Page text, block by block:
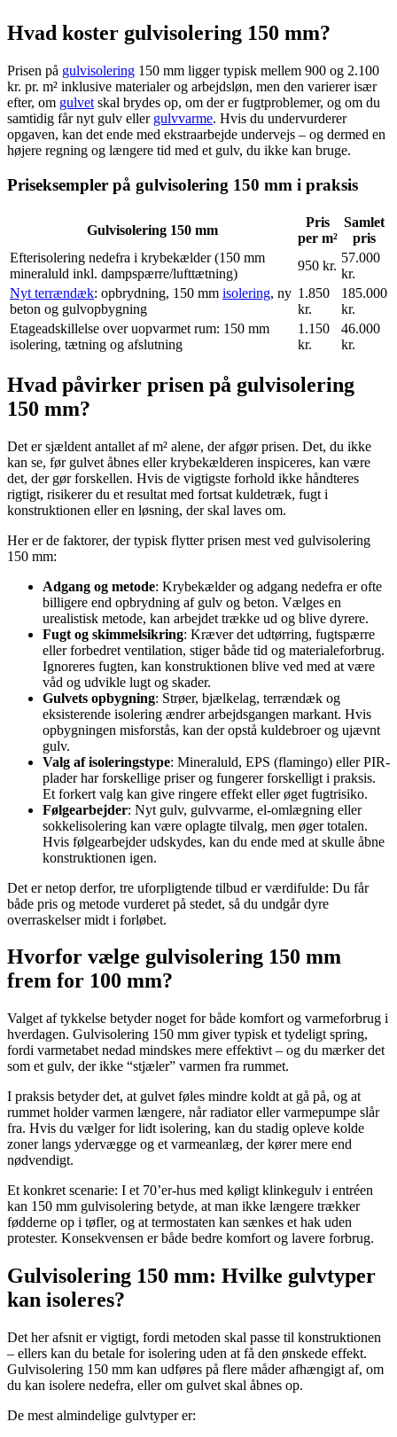
Hvad koster gulvisolering 150 mm?
Prisen på gulvisolering 150 mm ligger typisk mellem 900 og 2.100
kr. pr. m² inklusive materialer og arbejdsløn, men den varierer især
efter, om gulvet skal brydes op, om der er fugtproblemer, og om du
samtidig får nyt gulv eller gulvvarme. Hvis du undervurderer
opgaven, kan det ende med ekstraarbejde undervejs – og dermed en
højere regning og længere tid med et gulv, du ikke kan bruge.
Priseksempler på gulvisolering 150 mm i praksis
Gulvisolering 150 mm
Pris
per m²
Samlet
pris
Efterisolering nedefra i krybekælder (150 mm
mineraluld inkl. dampspærre/lufttætning)
950 kr.
57.000
kr.
Nyt terrændæk: opbrydning, 150 mm isolering, ny
beton og gulvopbygning
1.850
kr.
185.000
kr.
Etageadskillelse over uopvarmet rum: 150 mm
isolering, tætning og afslutning
1.150
kr.
46.000
kr.
Hvad påvirker prisen på gulvisolering
150 mm?
Det er sjældent antallet af m² alene, der afgør prisen. Det, du ikke
kan se, før gulvet åbnes eller krybekælderen inspiceres, kan være
det, der gør forskellen. Hvis de vigtigste forhold ikke håndteres
rigtigt, risikerer du et resultat med fortsat kuldetræk, fugt i
konstruktionen eller en løsning, der skal laves om.
Her er de faktorer, der typisk flytter prisen mest ved gulvisolering
150 mm:
Adgang og metode: Krybekælder og adgang nedefra er ofte
billigere end opbrydning af gulv og beton. Vælges en
urealistisk metode, kan arbejdet trække ud og blive dyrere.
Fugt og skimmelsikring: Kræver det udtørring, fugtspærre
eller forbedret ventilation, stiger både tid og materialeforbrug.
Ignoreres fugten, kan konstruktionen blive ved med at være
våd og udvikle lugt og skader.
Gulvets opbygning: Strøer, bjælkelag, terrændæk og
eksisterende isolering ændrer arbejdsgangen markant. Hvis
opbygningen misforstås, kan der opstå kuldebroer og ujævnt
gulv.
Valg af isoleringstype: Mineraluld, EPS (flamingo) eller PIR-
plader har forskellige priser og fungerer forskelligt i praksis.
Et forkert valg kan give ringere effekt eller øget fugtrisiko.
Følgearbejder: Nyt gulv, gulvvarme, el-omlægning eller
sokkelisolering kan være oplagte tilvalg, men øger totalen.
Hvis følgearbejder udskydes, kan du ende med at skulle åbne
konstruktionen igen.
Det er netop derfor, tre uforpligtende tilbud er værdifulde: Du får
både pris og metode vurderet på stedet, så du undgår dyre
overraskelser midt i forløbet.
Hvorfor vælge gulvisolering 150 mm
frem for 100 mm?
Valget af tykkelse betyder noget for både komfort og varmeforbrug i
hverdagen. Gulvisolering 150 mm giver typisk et tydeligt spring,
fordi varmetabet nedad mindskes mere effektivt – og du mærker det
som et gulv, der ikke “stjæler” varmen fra rummet.
I praksis betyder det, at gulvet føles mindre koldt at gå på, og at
rummet holder varmen længere, når radiator eller varmepumpe slår
fra. Hvis du vælger for lidt isolering, kan du stadig opleve kolde
zoner langs ydervægge og et varmeanlæg, der kører mere end
nødvendigt.
Et konkret scenarie: I et 70’er-hus med køligt klinkegulv i entréen
kan 150 mm gulvisolering betyde, at man ikke længere trækker
fødderne op i tøfler, og at termostaten kan sænkes et hak uden
protester. Konsekvensen er både bedre komfort og lavere forbrug.
Gulvisolering 150 mm: Hvilke gulvtyper
kan isoleres?
Det her afsnit er vigtigt, fordi metoden skal passe til konstruktionen
– ellers kan du betale for isolering uden at få den ønskede effekt.
Gulvisolering 150 mm kan udføres på flere måder afhængigt af, om
du kan isolere nedefra, eller om gulvet skal åbnes op.
De mest almindelige gulvtyper er: